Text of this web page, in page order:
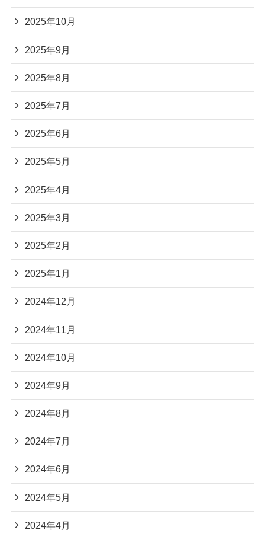
2025年10月
2025年9月
2025年8月
2025年7月
2025年6月
2025年5月
2025年4月
2025年3月
2025年2月
2025年1月
2024年12月
2024年11月
2024年10月
2024年9月
2024年8月
2024年7月
2024年6月
2024年5月
2024年4月